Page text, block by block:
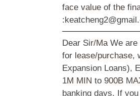
face value of the
Dear Sir/Ma We
for lease/purchase,
Expansion Loans),
1M MIN to 900B
banking days. If